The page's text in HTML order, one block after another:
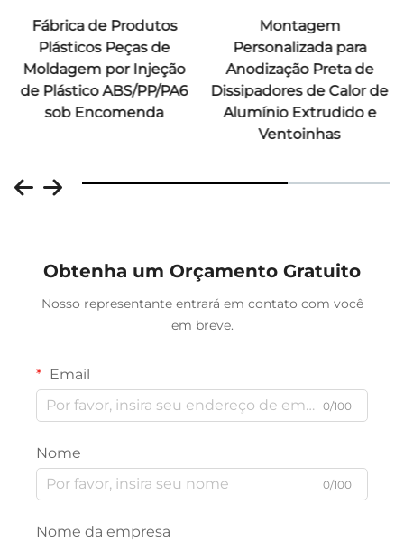
Fábrica de Produtos
Plásticos Peças de
Moldagem por Injeção
de Plástico ABS/PP/PA6
sob Encomenda
Montagem
Personalizada para
Anodização Preta de
Dissipadores de Calor de
Alumínio Extrudido e
Ventoinhas
Obtenha um Orçamento Gratuito
Nosso representante entrará em contato com você
em breve.
Email
0/100
Nome
0/100
Nome da empresa